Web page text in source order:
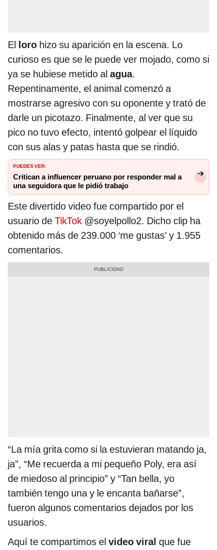
El loro hizo su aparición en la escena. Lo
curioso es que se le puede ver mojado, como si
ya se hubiese metido al agua.
Repentinamente, el animal comenzó a
mostrarse agresivo con su oponente y trató de
darle un picotazo. Finalmente, al ver que su
pico no tuvo efecto, intentó golpear el líquido
con sus alas y patas hasta que se rindió.
PUEDES VER:
Critican a influencer peruano por responder mal a
una seguidora que le pidió trabajo
Este divertido video fue compartido por el
usuario de TikTok @soyelpollo2. Dicho clip ha
obtenido más de 239.000 ‘me gustas’ y 1.955
comentarios.
“La mía grita como si la estuvieran matando ja,
ja”, “Me recuerda a mi pequeño Poly, era así
de miedoso al principio” y “Tan bella, yo
también tengo una y le encanta bañarse”,
fueron algunos comentarios dejados por los
usuarios.
Aquí te compartimos el video viral que fue